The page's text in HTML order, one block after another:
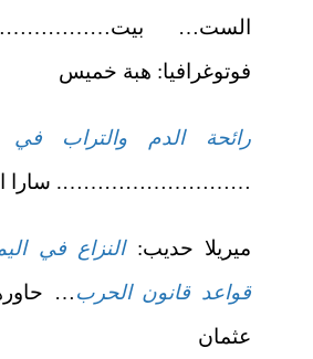
الست…
فوتوغرافيا: هبة خميس
رائحة الدم والتراب
………………………. سارا
ميريلا حديب:النزاع في
قواعد قانون الحرب…
عثمان